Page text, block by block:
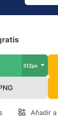
512px
Añadir